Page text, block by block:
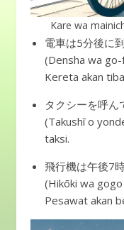
Kare wa
電車は5分後に
(Densha wa
Kereta akan
タクシーを呼ん
(Takushī o
taksi.
飛行機は午後7
(Hikōki wa
Pesawat akan